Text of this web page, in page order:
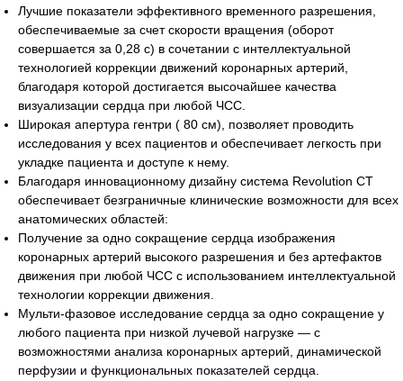
Лучшие показатели эффективного временного разрешения,
обеспечиваемые за счет скорости вращения (оборот
совершается за 0,28 с) в сочетании с интеллектуальной
технологией коррекции движений коронарных артерий,
благодаря которой достигается высочайшее качества
визуализации сердца при любой ЧСС.
Широкая апертура гентри ( 80 см), позволяет проводить
исследования у всех пациентов и обеспечивает легкость при
укладке пациента и доступе к нему.
Благодаря инновационному дизайну система Revolution CT
обеспечивает безграничные клинические возможности для всех
анатомических областей:
Получение за одно сокращение сердца изображения
коронарных артерий высокого разрешения и без артефактов
движения при любой ЧСС с использованием интеллектуальной
технологии коррекции движения.
Мульти-фазовое исследование сердца за одно сокращение у
любого пациента при низкой лучевой нагрузке — с
возможностями анализа коронарных артерий, динамической
перфузии и функциональных показателей сердца.